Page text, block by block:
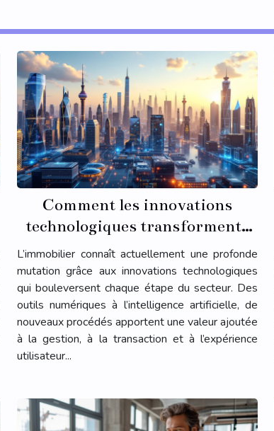
Comment les innovations
technologiques transforment-
elles l'immobilier ?
L’immobilier connaît actuellement une profonde
mutation grâce aux innovations technologiques
qui bouleversent chaque étape du secteur. Des
outils numériques à l’intelligence artificielle, de
nouveaux procédés apportent une valeur ajoutée
à la gestion, à la transaction et à l’expérience
utilisateur...